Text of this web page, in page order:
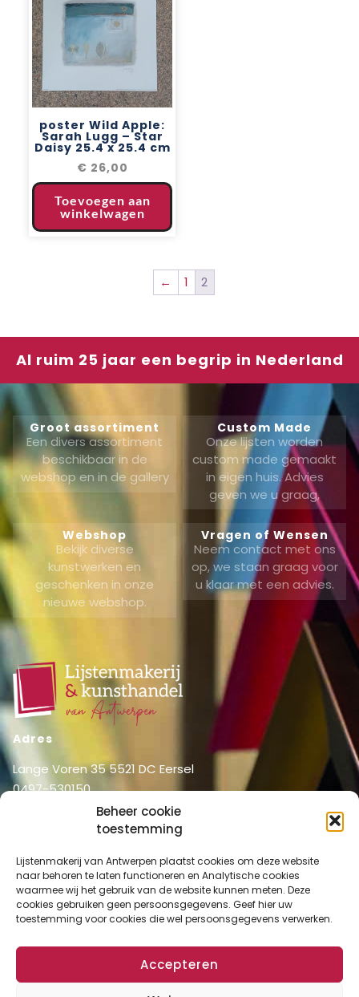
Beheer cookie
toestemming
Lijstenmakerij van Antwerpen plaatst cookies om deze website
naar behoren te laten functioneren en Analytische cookies
waarmee wij het gebruik van de website kunnen meten. Deze
cookies gebruiken geen persoonsgegevens. Geef hier uw
toestemming voor cookies die wel persoonsgegevens verwerken.
Accepteren
poster Wild Apple:
Sarah Lugg – Star
Daisy 25.4 x 25.4 cm
€ 26,00
Toevoegen aan
winkelwagen
← 1 2
Al ruim 25 jaar een begrip in Nederland
Groot assortiment
Een divers assortiment
beschikbaar in de
webshop en in de gallery
Custom Made
Onze lijsten worden
custom made gemaakt
in eigen huis. Advies
geven we u graag,
Webshop
Bekijk diverse
kunstwerken en
geschenken in onze
nieuwe webshop.
Vragen of Wensen
Neem contact met ons
op, we staan graag voor
u klaar met een advies.
Adres
Lange Voren 35 5521 DC Eersel
0497-530150
info@lijstenmakerij vanantwerpen.nl
Home
Over ons
Diensten
Lijstenmakerij
Shop
Shop
Mijn account
Winkelmand
Checkout